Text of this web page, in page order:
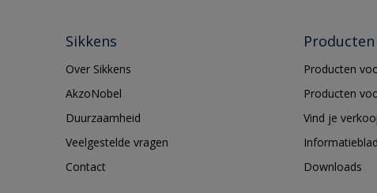
Sikkens
Over Sikkens
AkzoNobel
Duurzaamheid
Veelgestelde vragen
Contact
Producten
Producten
Producten
Vind je
Downloads